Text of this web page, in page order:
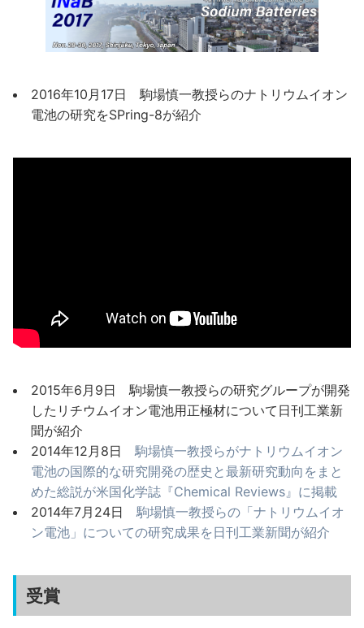
2016年10月17日 駒場慎一教授らのナトリウムイオン
電池の研究をSPring-8が紹介
2015年6月9日 駒場慎一教授らの研究グループが開発
したリチウムイオン電池用正極材について日刊工業新
聞が紹介
2014年12月8日 駒場慎一教授らがナトリウムイオン
電池の国際的な研究開発の歴史と最新研究動向をまと
めた総説が米国化学誌『Chemical Reviews』に掲載
2014年7月24日 駒場慎一教授らの「ナトリウムイオ
ン電池」についての研究成果を日刊工業新聞が紹介
受賞